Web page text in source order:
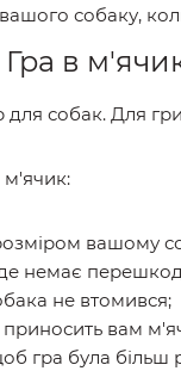
собаку,
Гра в
собак. Для
м'ячик:
вашому
де немає
не втомився;
приносить вам
гра була більш